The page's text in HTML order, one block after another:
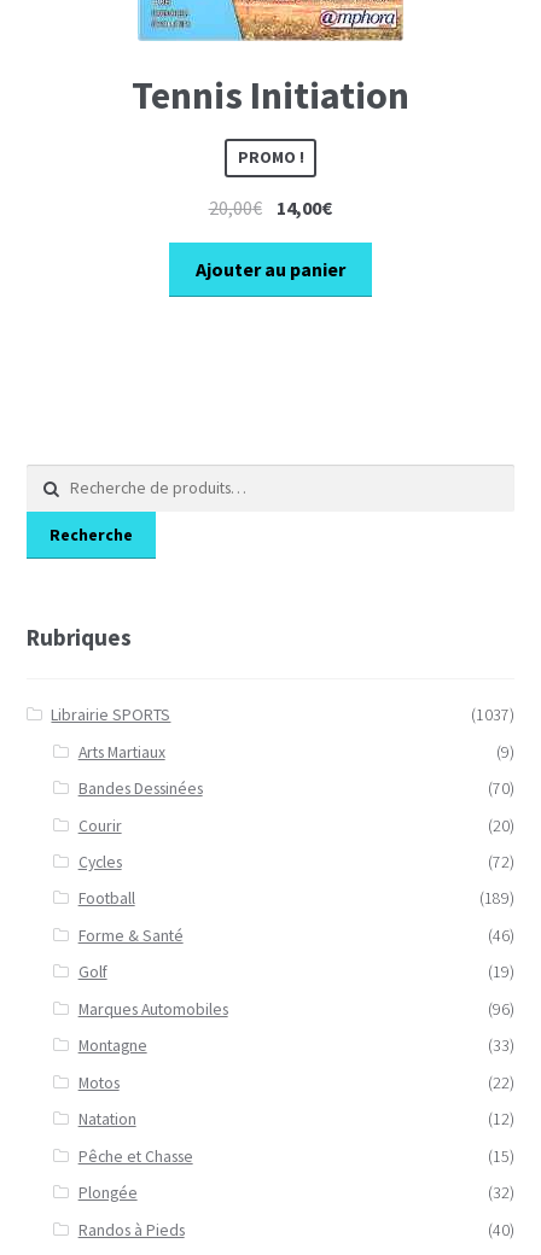
Tennis Initiation
PROMO !
20,00€ Le
prix
initial
était :
14,00€Le
prix
actuel
est :
Ajouter au panier
Recherche
pour :
Recherche
Rubriques
Librairie SPORTS
(1037)
Arts Martiaux
(9)
Bandes Dessinées
(70)
Courir
(20)
Cycles
(72)
Football
(189)
Forme & Santé
(46)
Golf
(19)
Marques Automobiles
(96)
Montagne
(33)
Motos
(22)
Natation
(12)
Pêche et Chasse
(15)
Plongée
(32)
Randos à Pieds
(40)